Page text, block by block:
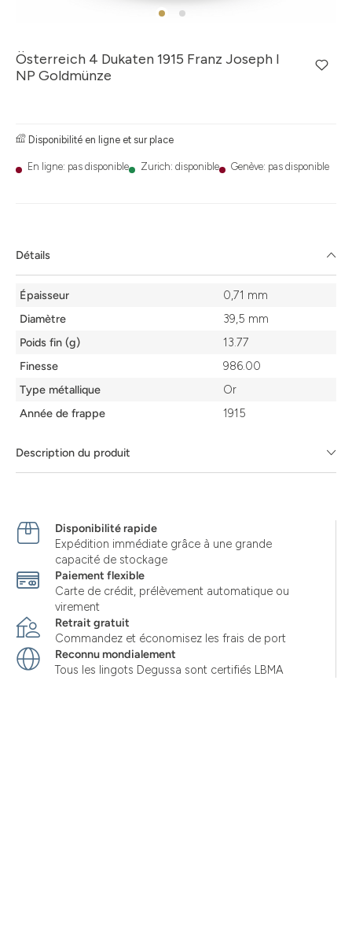
Österreich 4 Dukaten 1915 Franz Joseph I
NP Goldmünze
Disponibilité en ligne et sur place
En ligne: pas disponible Zurich: disponible Genève: pas disponible
Détails
Description du produit
Détails
Épaisseur
0,71 mm
Diamètre
39,5 mm
Poids fin (g)
13.77
Finesse
986.00
Type métallique
Or
Année de frappe
1915
Disponibilité rapide
Expédition immédiate grâce à une grande
capacité de stockage
Paiement flexible
Carte de crédit, prélèvement automatique ou
virement
Retrait gratuit
Commandez et économisez les frais de port
Reconnu mondialement
Tous les lingots Degussa sont certifiés LBMA